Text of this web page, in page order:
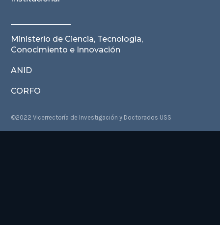
Ministerio de Ciencia, Tecnología,
Conocimiento e Innovación
ANID
CORFO
©2022 Vicerrectoría de Investigación y Doctorados USS